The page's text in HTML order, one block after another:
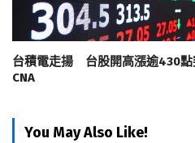
台積電走揚 台股開高漲逾430
CNA
You May Also Like!